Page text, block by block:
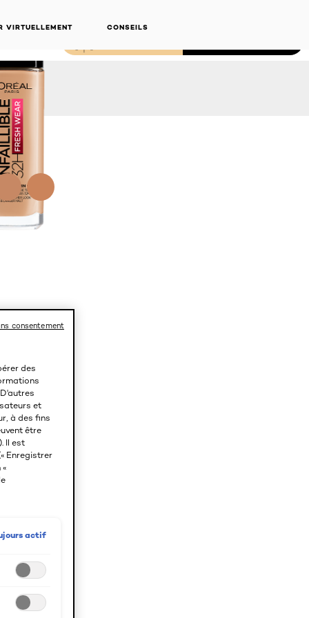
VIRTUELLEMENT CONSEILS
des
et
à des fins
être
Il est
Enregistrer
actif
consentement